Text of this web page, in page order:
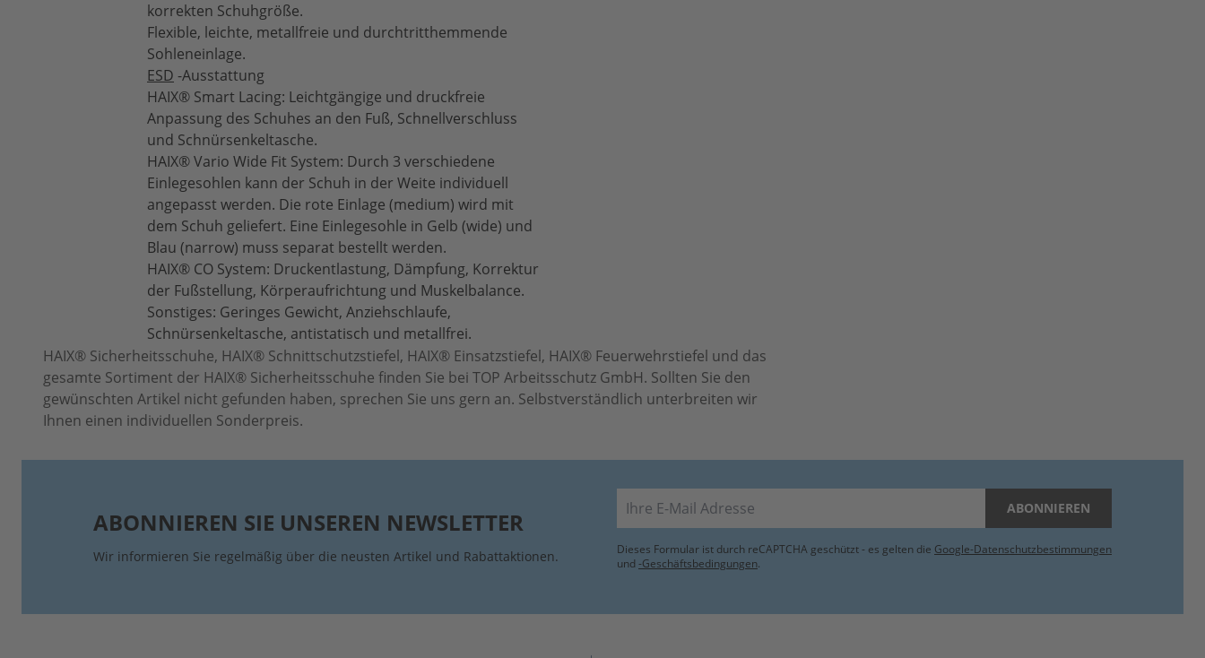
korrekten Schuhgröße.
Flexible, leichte, metallfreie und durchtritthemmende
Sohleneinlage.
ESD -Ausstattung
HAIX® Smart Lacing: Leichtgängige und druckfreie
Anpassung des Schuhes an den Fuß, Schnellverschluss
und Schnürsenkeltasche.
HAIX® Vario Wide Fit System: Durch 3 verschiedene
Einlegesohlen kann der Schuh in der Weite individuell
angepasst werden. Die rote Einlage (medium) wird mit
dem Schuh geliefert. Eine Einlegesohle in Gelb (wide) und
Blau (narrow) muss separat bestellt werden.
HAIX® CO System: Druckentlastung, Dämpfung, Korrektur
der Fußstellung, Körperaufrichtung und Muskelbalance.
Sonstiges: Geringes Gewicht, Anziehschlaufe,
Schnürsenkeltasche, antistatisch und metallfrei.
HAIX® Sicherheitsschuhe, HAIX® Schnittschutzstiefel, HAIX® Einsatzstiefel, HAIX® Feuerwehrstiefel und das
gesamte Sortiment der HAIX® Sicherheitsschuhe finden Sie bei TOP Arbeitsschutz GmbH. Sollten Sie den
gewünschten Artikel nicht gefunden haben, sprechen Sie uns gern an. Selbstverständlich unterbreiten wir
Ihnen einen individuellen Sonderpreis.
ABONNIEREN SIE UNSEREN NEWSLETTER
Wir informieren Sie regelmäßig über die neusten Artikel und Rabattaktionen.
E-Mail ABONNIEREN
Dieses Formular ist durch reCAPTCHA geschützt - es gelten die Google-Datenschutzbestimmungen
und -Geschäftsbedingungen.